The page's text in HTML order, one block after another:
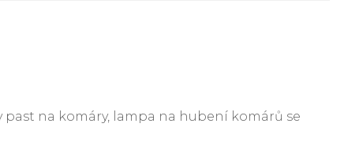
na komáry, lampa na hubení komárů se